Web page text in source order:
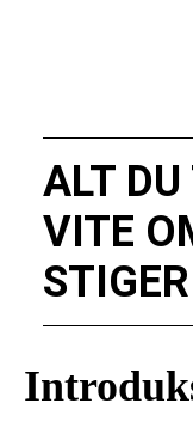
ALT
VITE
STIGER